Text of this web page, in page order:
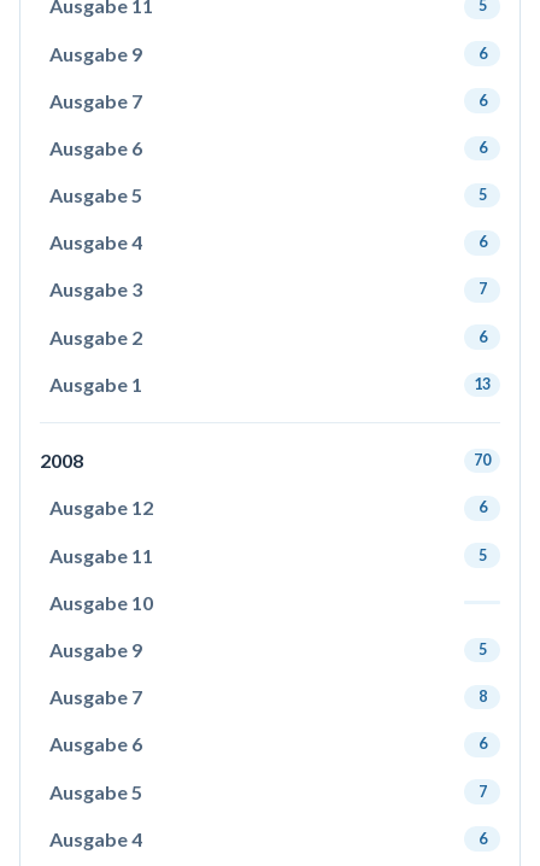
Ausgabe 11 5
Ausgabe 9 6
Ausgabe 7 6
Ausgabe 6 6
Ausgabe 5 5
Ausgabe 4 6
Ausgabe 3 7
Ausgabe 2 6
Ausgabe 1 13
2008 70
Ausgabe 12 6
Ausgabe 11 5
Ausgabe 10
Ausgabe 9 5
Ausgabe 7 8
Ausgabe 6 6
Ausgabe 5 7
Ausgabe 4 6